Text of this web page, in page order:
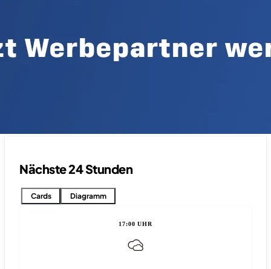
Nächste 24 Stunden
Cards Diagramm
17:00 UHR